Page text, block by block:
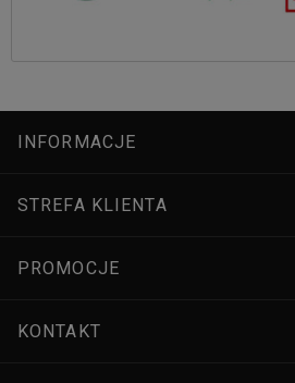
INFORMACJE
STREFA KLIENTA
PROMOCJE
KONTAKT